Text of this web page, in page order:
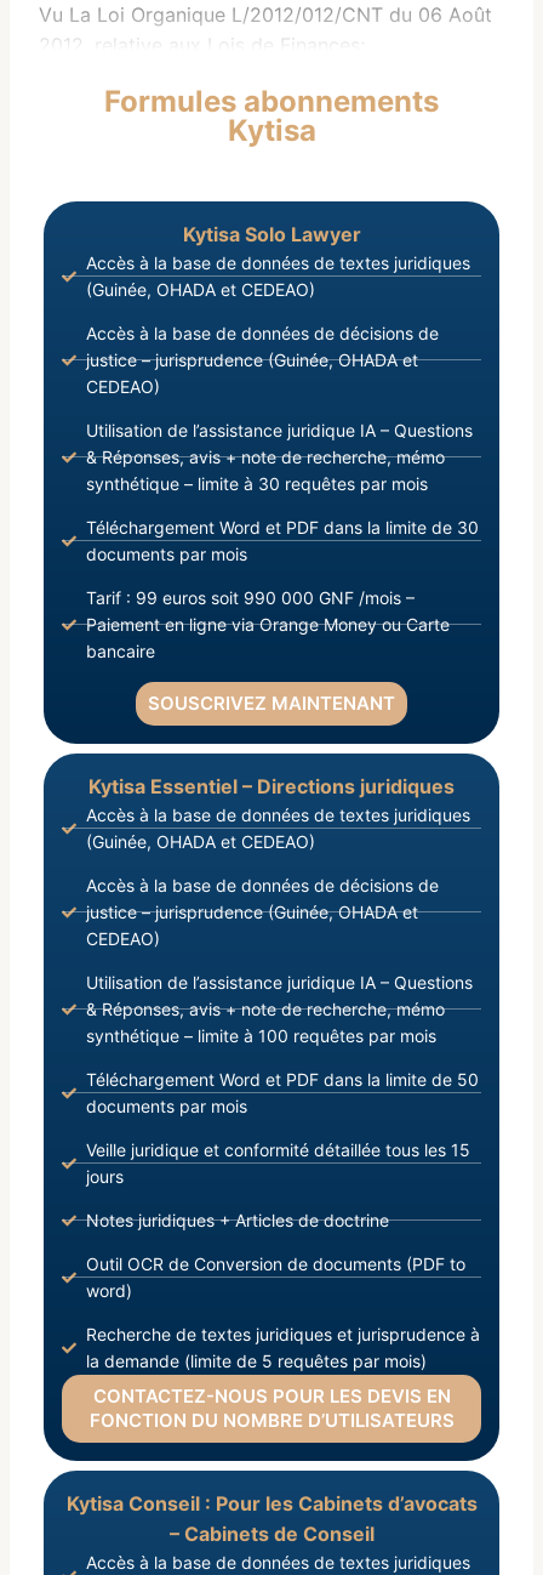
Vu La Loi Organique L/2012/012/CNT du 06 Août
2012, relative aux Lois de Finances;
modifiant Certaines Dispositions de la Loi
L/2016/075/AN du 30 Décembre 2016, portant
Établissements Publics ;
Formules abonnements
Kytisa
Kytisa Solo Lawyer
Accès à la base de données de textes juridiques
(Guinée, OHADA et CEDEAO)
Accès à la base de données de décisions de
justice – jurisprudence (Guinée, OHADA et
CEDEAO)
Utilisation de l’assistance juridique IA – Questions
& Réponses, avis + note de recherche, mémo
synthétique – limite à 30 requêtes par mois
Téléchargement Word et PDF dans la limite de 30
documents par mois
Tarif : 99 euros soit 990 000 GNF /mois –
Paiement en ligne via Orange Money ou Carte
bancaire
SOUSCRIVEZ MAINTENANT
Kytisa Essentiel – Directions juridiques
Accès à la base de données de textes juridiques
(Guinée, OHADA et CEDEAO)
Accès à la base de données de décisions de
justice – jurisprudence (Guinée, OHADA et
CEDEAO)
Utilisation de l’assistance juridique IA – Questions
& Réponses, avis + note de recherche, mémo
synthétique – limite à 100 requêtes par mois
Téléchargement Word et PDF dans la limite de 50
documents par mois
Veille juridique et conformité détaillée tous les 15
jours
Notes juridiques + Articles de doctrine
Outil OCR de Conversion de documents (PDF to
word)
Recherche de textes juridiques et jurisprudence à
la demande (limite de 5 requêtes par mois)
CONTACTEZ-NOUS POUR LES DEVIS EN
FONCTION DU NOMBRE D’UTILISATEURS
Kytisa Conseil : Pour les Cabinets d’avocats
– Cabinets de Conseil
Accès à la base de données de textes juridiques